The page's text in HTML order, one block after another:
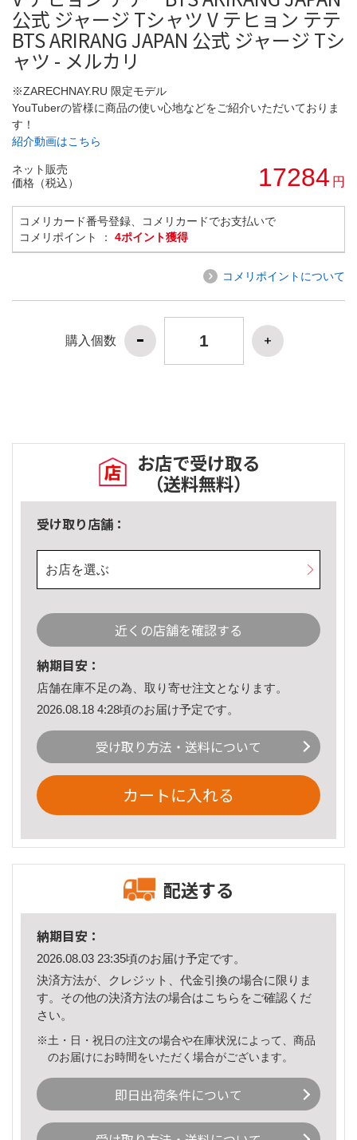
公式 ジャージ Tシャツ V テヒョン テテ
BTS ARIRANG JAPAN 公式 ジャージ Tシ
ャツ - メルカリ
※ZARECHNAY.RU 限定モデル
YouTuberの皆様に商品の使い心地などをご紹介いただいておりま
す！
紹介動画はこちら
ネット販売
価格（税込）
17284 円
コメリカード番号登録、コメリカードでお支払いで
コメリポイント ： 4ポイント獲得
コメリポイントについて
購入個数
お店で受け取る
（送料無料）
受け取り店舗：
お店を選ぶ
近くの店舗を確認する
納期目安：
店舗在庫不足の為、取り寄せ注文となります。
2026.08.18 4:28頃のお届け予定です。
受け取り方法・送料について
カートに入れる
配送する
納期目安：
2026.08.03 23:35頃のお届け予定です。
決済方法が、クレジット、代金引換の場合に限りま
す。その他の決済方法の場合はこちら をご確認くだ
さい。
※土・日・祝日の注文の場合や在庫状況によって、商品
のお届けにお時間をいただく場合がございます。
即日出荷条件について